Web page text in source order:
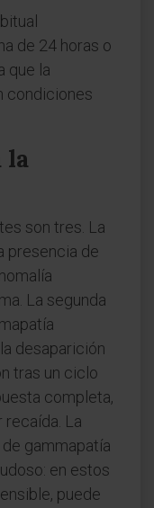
de 24 horas o
que la
condiciones
la
son tres. La
presencia de
La segunda
desaparición
tras un ciclo
completa,
recaída. La
gammapatía
en estos
puede